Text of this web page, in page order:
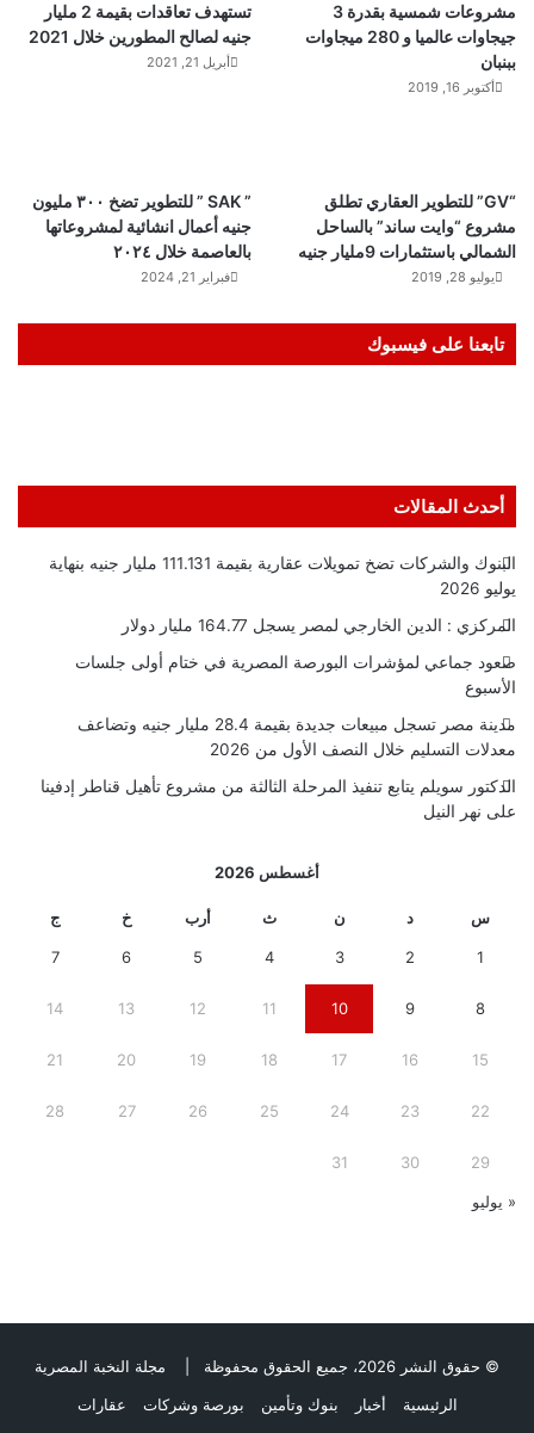
تستهدف تعاقدات بقيمة 2 مليار
جنيه لصالح المطورين خلال 2021
أبريل 21, 2021
مشروعات شمسية بقدرة 3
جيجاوات عالميا و 280 ميجاوات
ببنبان
أكتوبر 16, 2019
” SAK ” للتطوير تضخ ٣٠٠ مليون
جنيه أعمال انشائية لمشروعاتها
بالعاصمة خلال ٢٠٢٤
فبراير 21, 2024
“GV” للتطوير العقاري تطلق
مشروع “وايت ساند” بالساحل
الشمالي باستثمارات 9مليار جنيه
يوليو 28, 2019
تابعنا على فيسبوك
أحدث المقالات
البنوك والشركات تضخ تمويلات عقارية بقيمة 111.131 مليار جنيه بنهاية
يوليو 2026
المركزي : الدين الخارجي لمصر يسجل 164.77 مليار دولار
صعود جماعي لمؤشرات البورصة المصرية في ختام أولى جلسات
الأسبوع
مدينة مصر تسجل مبيعات جديدة بقيمة 28.4 مليار جنيه وتضاعف
معدلات التسليم خلال النصف الأول من 2026
الدكتور سويلم يتابع تنفيذ المرحلة الثالثة من مشروع تأهيل قناطر إدفينا
على نهر النيل
أغسطس 2026
س د ن ث أرب خ ج
1
2
3
4
5
6
7
8
9
10
11
12
13
14
15
16
17
18
19
20
21
22
23
24
25
26
27
28
29
30
31
« يوليو
© حقوق النشر 2026، جميع الحقوق محفوظة |
مجلة النخبة المصرية
الرئيسية
أخبار بنوك وتأمين بورصة وشركات عقارات